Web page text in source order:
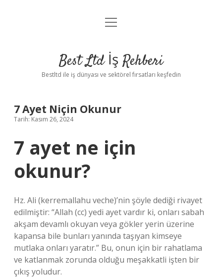
Anasayfa
Yasal Uyarı
menüyü
Best Ltd İş Rehberi
Bestltd ile iş dünyası ve sektörel fırsatları keşfedin
7 Ayet Niçin Okunur
Tarih: Kasım 26, 2024
7 ayet ne için
okunur?
Hz. Ali (kerremallahu veche)’nin şöyle dediği rivayet
edilmiştir: “Allah (cc) yedi ayet vardır ki, onları sabah
akşam devamlı okuyan veya gökler yerin üzerine
kapansa bile bunları yanında taşıyan kimseye
mutlaka onları yaratır.” Bu, onun için bir rahatlama
ve katlanmak zorunda olduğu meşakkatli işten bir
çıkış yoludur.